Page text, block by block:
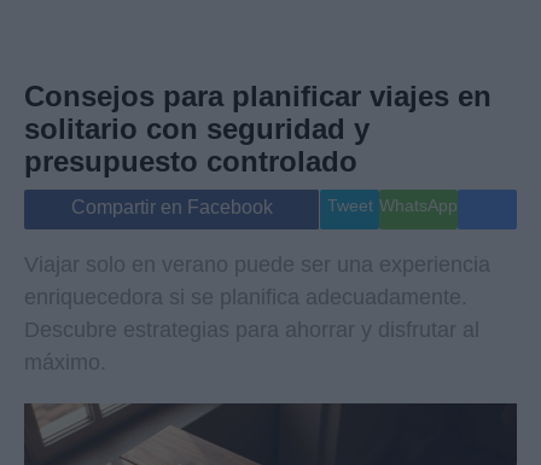
Internacional
Viajes
Gente
Musica
Consejos para planificar viajes en
solitario con seguridad y
presupuesto controlado
Compartir en Facebook Tweet WhatsApp
Viajar solo en verano puede ser una experiencia
enriquecedora si se planifica adecuadamente.
Descubre estrategias para ahorrar y disfrutar al
máximo.